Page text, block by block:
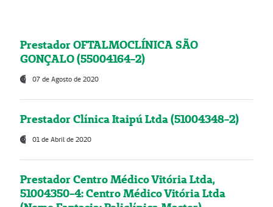
Prestador OFTALMOCLÍNICA SÃO
GONÇALO (55004164-2)
07 de Agosto de 2020
Prestador Clínica Itaipú Ltda (51004348-2)
01 de Abril de 2020
Prestador Centro Médico Vitória Ltda,
51004350-4: Centro Médico Vitória Ltda